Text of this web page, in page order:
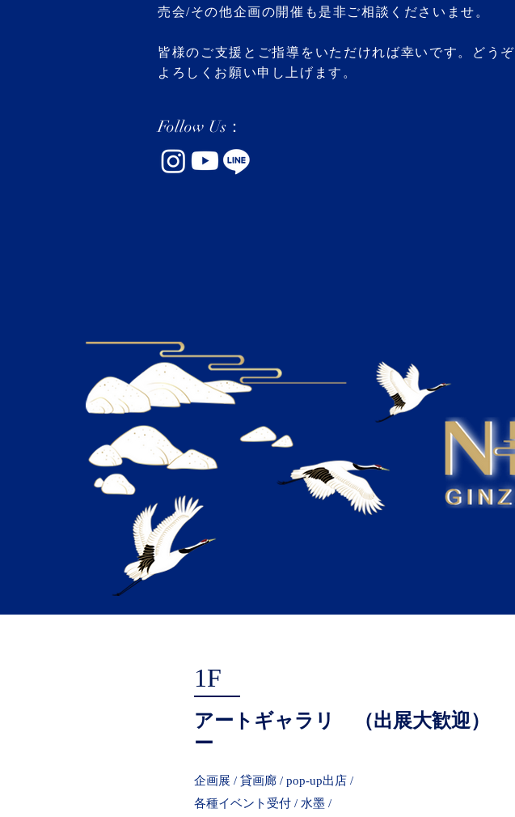
売会/その他企画の開催も是非ご相談くださいませ。
皆様のご支援とご指導をいただければ幸いです。どうぞ
よろしくお願い申し上げます。
Follow Us：
1F
アートギャラリ
ー
（出展大歓迎）
企画展 / 貸画廊 / pop-up出店 /
各種イベント受付 / 水墨 /